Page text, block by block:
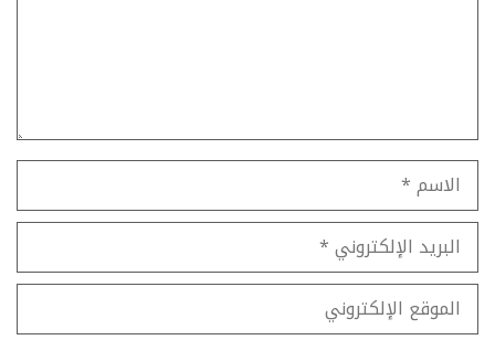
الاسم
البريد
الإلكتروني
الموقع
الإلكتروني